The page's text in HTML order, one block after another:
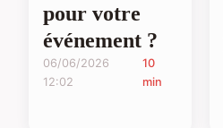
pour votre
événement ?
06/06/2026
12:02
10
min